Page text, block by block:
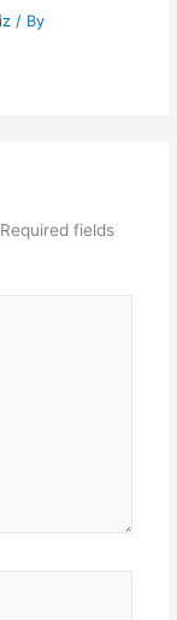
/ By
Required fields